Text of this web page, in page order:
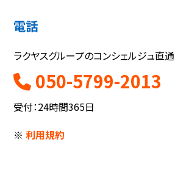
電話
ラクヤスグループのコンシェルジュ直通
050-5799-2013
受付：24時間365日
※利用規約